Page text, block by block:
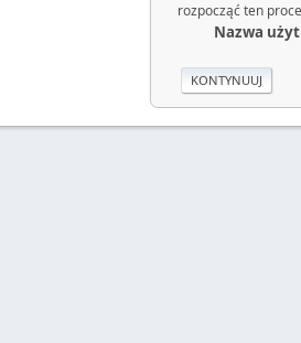
rozpocząć ten
Nazwa